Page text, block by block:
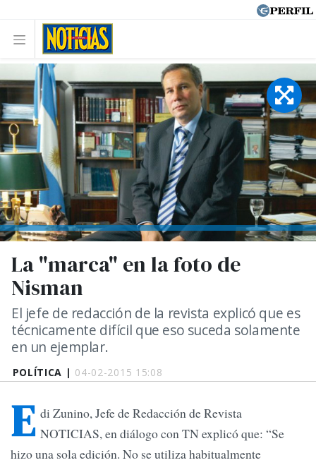
POLÍTICA | 04-02-2015 15:08
La "marca" en la foto de
Nisman
El jefe de redacción de la revista explicó que es
técnicamente difícil que eso suceda solamente
en un ejemplar.
E di Zunino, Jefe de Redacción de Revista
NOTICIAS, en diálogo con TN explicó que: “Se
hizo una sola edición. No se utiliza habitualmente